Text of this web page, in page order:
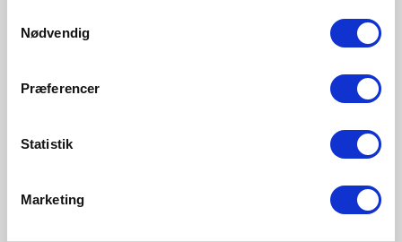
Nødvendig
Præferencer
Statistik
Marketing
intemporel, mais mon objectif
est de créer des classiques